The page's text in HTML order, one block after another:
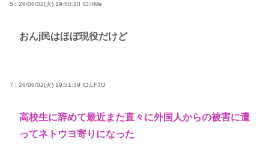
5 : 26/06/02(火) 19:50:10 ID:IrMe
おんj民はほぼ現役だけど
7 : 26/06/02(火) 19:51:39 ID:LFTO
高校生に辞めて最近また直々に外国人からの被害に遭
ってネトウヨ寄りになった